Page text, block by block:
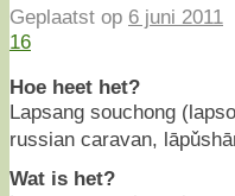
Geplaatst op 6 juni 2011
16
Hoe heet het?
Lapsang souchong
russian caravan,
Wat is het?